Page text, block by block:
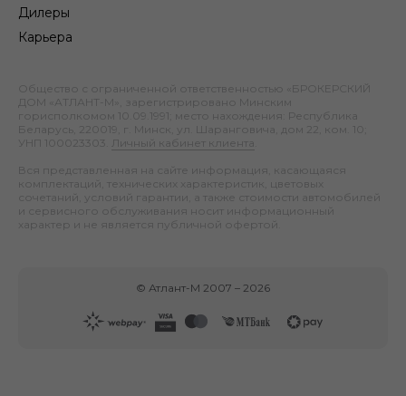
Дилеры
Карьера
Общество с ограниченной ответственностью «БРОКЕРСКИЙ
ДОМ «АТЛАНТ-М», зарегистрировано Минским
горисполкомом 10.09.1991; место нахождения: Республика
Беларусь, 220019, г. Минск, ул. Шаранговича, дом 22, ком. 10;
УНП 100023303.
Личный кабинет клиента
Вся представленная на сайте информация, касающаяся
комплектаций, технических характеристик, цветовых
сочетаний, условий гарантии, а также стоимости автомобилей
и сервисного обслуживания носит информационный
характер и не является публичной офертой.
© Атлант-М 2007 – 2026